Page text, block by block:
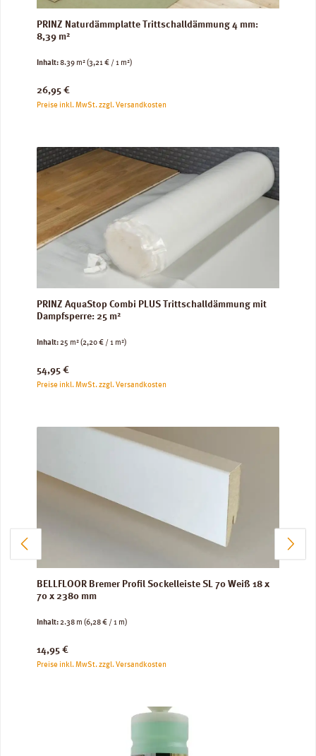
PRINZ Naturdämmplatte Trittschalldämmung 4 mm:
8,39 m²
Inhalt:8.39 m²(3,21 € / 1 m²)
Regulärer Preis:
26,95 €
Preise inkl. MwSt. zzgl. Versandkosten
PRINZ AquaStop Combi PLUS Trittschalldämmung mit
Dampfsperre: 25 m²
Inhalt:25 m²(2,20 € / 1 m²)
Regulärer Preis:
54,95 €
Preise inkl. MwSt. zzgl. Versandkosten
BELLFLOOR Bremer Profil Sockelleiste SL 70 Weiß 18 x
70 x 2380 mm
Inhalt:2.38 m (6,28 € / 1 m)
Regulärer Preis:
14,95 €
Preise inkl. MwSt. zzgl. Versandkosten